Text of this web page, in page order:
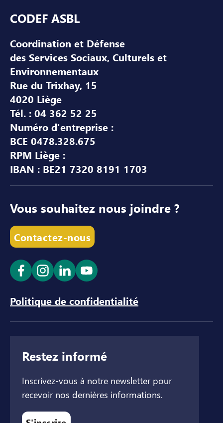
CODEF ASBL
Coordination et Défense
des Services Sociaux, Culturels et
Environnementaux
Rue du Trixhay, 15
4020 Liège
Tél. : 04 362 52 25
Numéro d'entreprise :
BCE 0478.328.675
RPM Liège :
IBAN : BE21 7320 8191 1703
Vous souhaitez nous joindre ?
Contactez-nous
Ouvrir le lien dans un nouvel onglet
Ouvrir le lien dans un nouvel onglet
Ouvrir le lien dans un nouvel
Ouvrir le lien dans un
Politique de confidentialité
Restez informé
Inscrivez-vous à notre newsletter pour
recevoir nos dernières informations.